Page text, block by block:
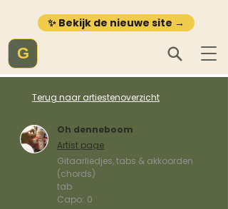
✨ Bekijk de nieuwe site →
G
Terug naar artiestenoverzicht
Oh denneboom
Artist page
Gitaarliedjes, tabs & akkoorden
(chords)
tab
Capo: 0